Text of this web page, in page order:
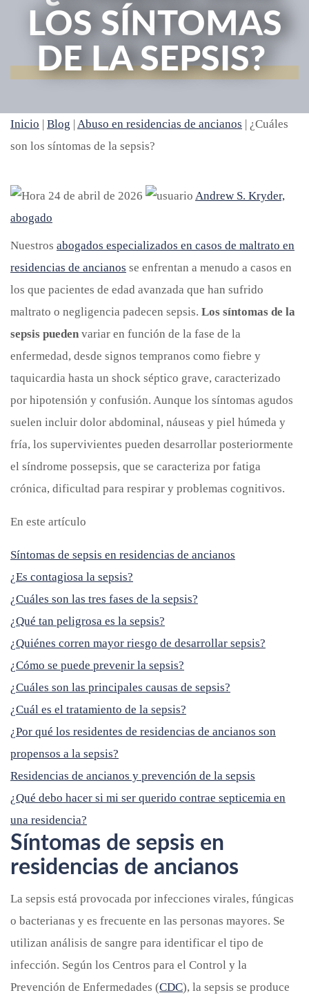
LOS SÍNTOMAS
DE LA SEPSIS?
Inicio | Blog | Abuso en residencias de ancianos | ¿Cuáles
son los síntomas de la sepsis?
24 de abril de 2026
Andrew S. Kryder,
abogado
Nuestros abogados especializados en casos de maltrato en
residencias de ancianos se enfrentan a menudo a casos en
los que pacientes de edad avanzada que han sufrido
maltrato o negligencia padecen sepsis. Los síntomas de la
sepsis pueden variar en función de la fase de la
enfermedad, desde signos tempranos como fiebre y
taquicardia hasta un shock séptico grave, caracterizado
por hipotensión y confusión. Aunque los síntomas agudos
suelen incluir dolor abdominal, náuseas y piel húmeda y
fría, los supervivientes pueden desarrollar posteriormente
el síndrome possepsis, que se caracteriza por fatiga
crónica, dificultad para respirar y problemas cognitivos.
En este artículo
Síntomas de sepsis en residencias de ancianos
¿Es contagiosa la sepsis?
¿Cuáles son las tres fases de la sepsis?
¿Qué tan peligrosa es la sepsis?
¿Quiénes corren mayor riesgo de desarrollar sepsis?
¿Cómo se puede prevenir la sepsis?
¿Cuáles son las principales causas de sepsis?
¿Cuál es el tratamiento de la sepsis?
¿Por qué los residentes de residencias de ancianos son
propensos a la sepsis?
Residencias de ancianos y prevención de la sepsis
¿Qué debo hacer si mi ser querido contrae septicemia en
una residencia?
Síntomas de sepsis en
residencias de ancianos
La sepsis está provocada por infecciones virales, fúngicas
o bacterianas y es frecuente en las personas mayores. Se
utilizan análisis de sangre para identificar el tipo de
infección. Según los Centros para el Control y la
Prevención de Enfermedades (CDC), la sepsis se produce